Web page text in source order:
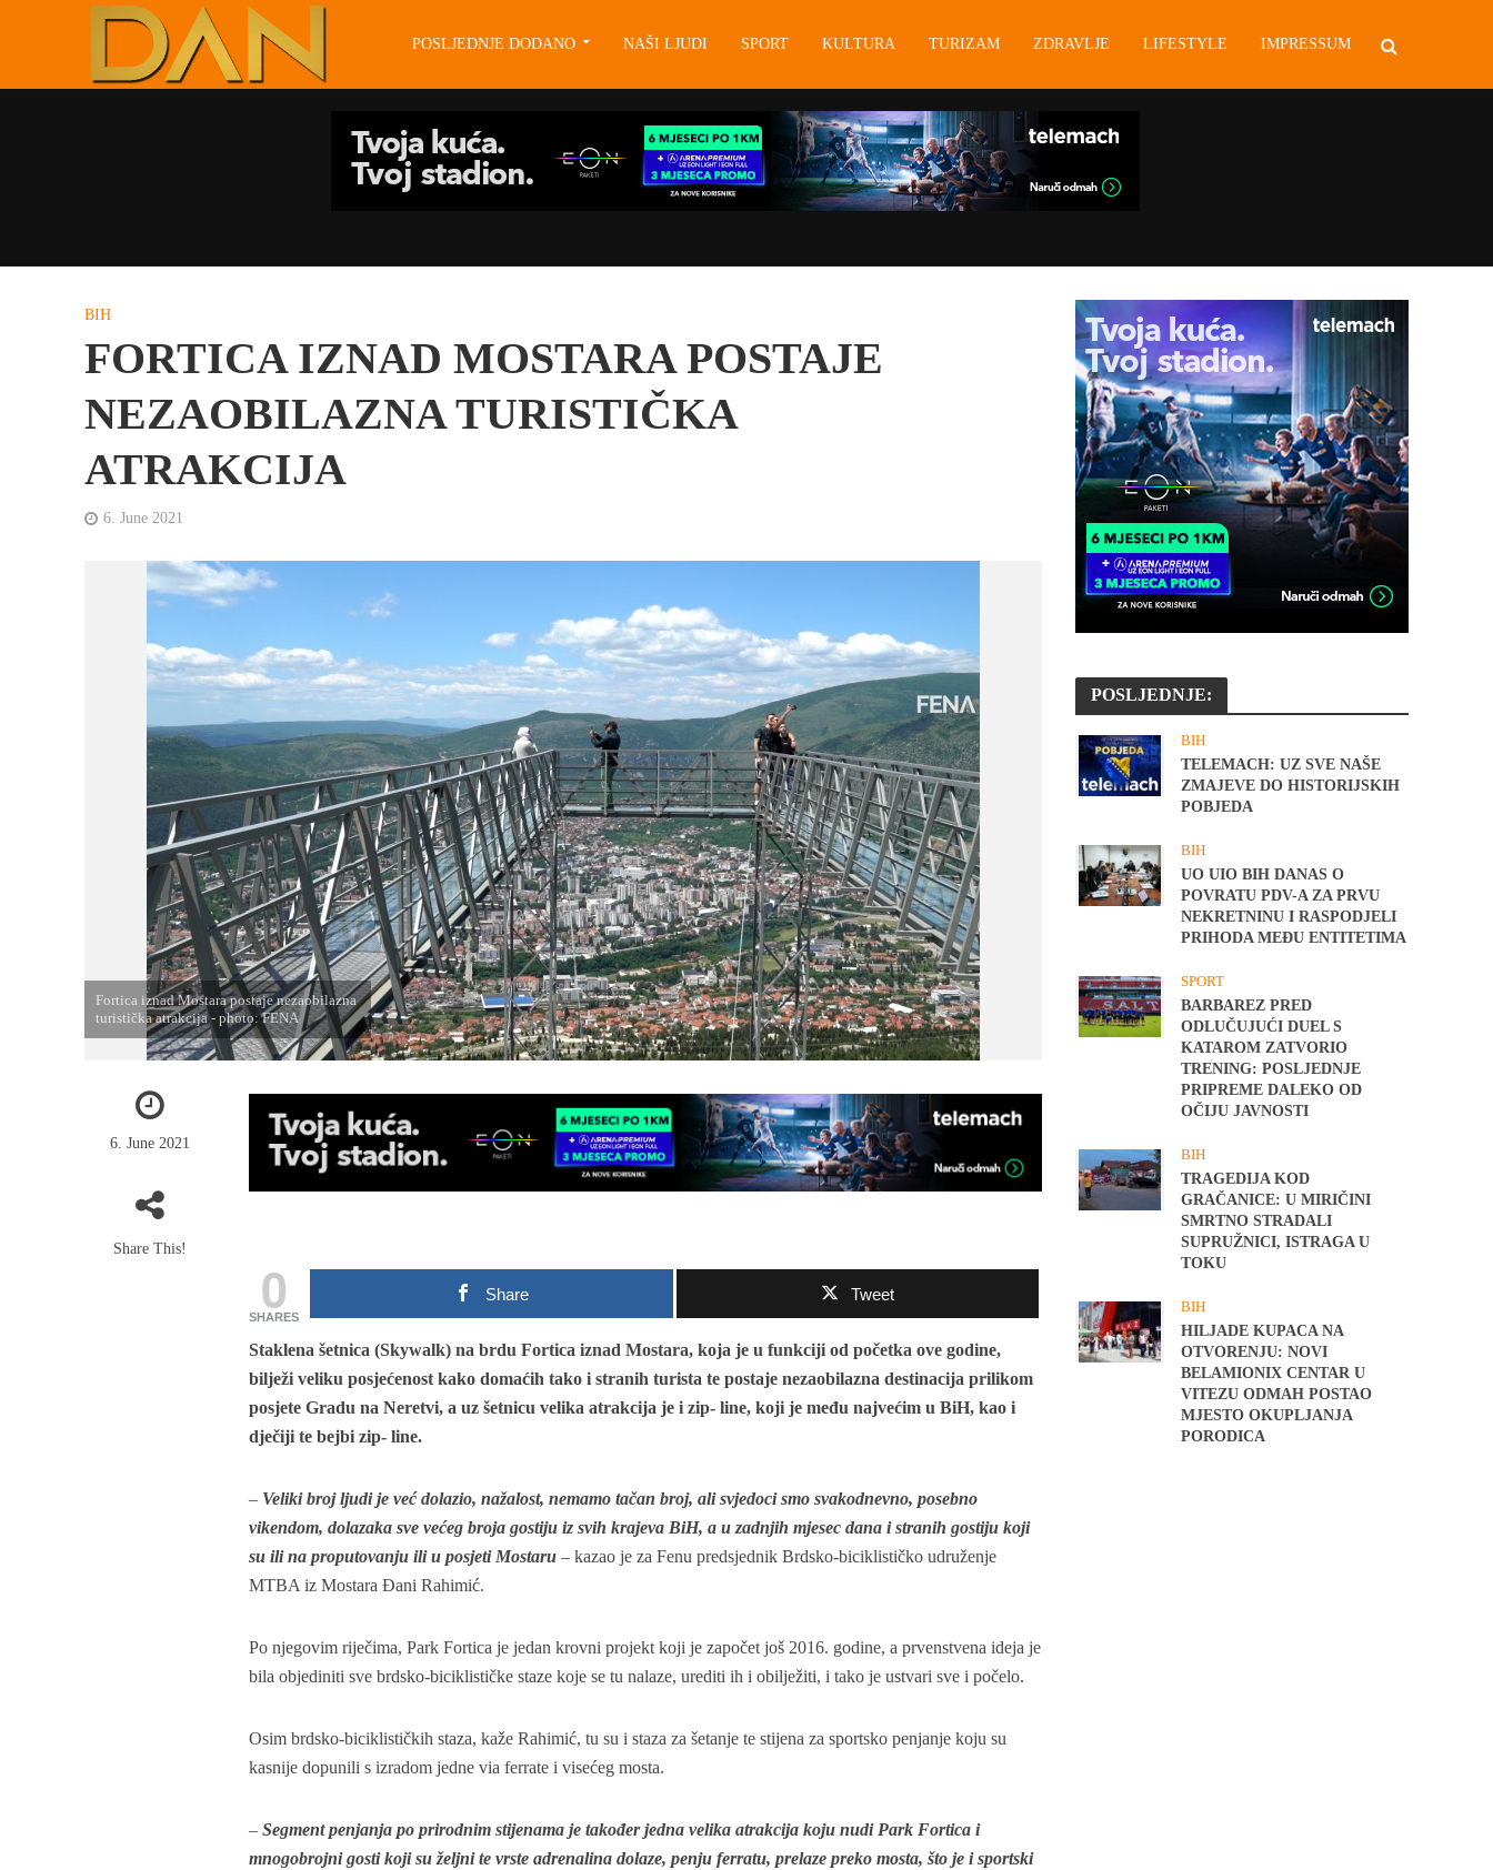
POSLJEDNJE DODANO NAŠI LJUDI SPORT KULTURA TURIZAM ZDRAVLJE LIFESTYLE IMPRESSUM
BIH
FORTICA IZNAD MOSTARA POSTAJE
NEZAOBILAZNA TURISTIČKA
ATRAKCIJA
6. June 2021
Fortica iznad Mostara postaje nezaobilazna
turistička atrakcija - photo: FENA
6. June 2021
Share This!
0
SHARES
Share Tweet
Staklena šetnica (Skywalk) na brdu Fortica iznad Mostara, koja je u funkciji od početka ove godine,
bilježi veliku posjećenost kako domaćih tako i stranih turista te postaje nezaobilazna destinacija prilikom
posjete Gradu na Neretvi, a uz šetnicu velika atrakcija je i zip- line, koji je među najvećim u BiH, kao i
dječiji te bejbi zip- line.
– Veliki broj ljudi je već dolazio, nažalost, nemamo tačan broj, ali svjedoci smo svakodnevno, posebno
vikendom, dolazaka sve većeg broja gostiju iz svih krajeva BiH, a u zadnjih mjesec dana i stranih gostiju koji
su ili na proputovanju ili u posjeti Mostaru – kazao je za Fenu predsjednik Brdsko-biciklističko udruženje
MTBA iz Mostara Đani Rahimić.
Po njegovim riječima, Park Fortica je jedan krovni projekt koji je započet još 2016. godine, a prvenstvena ideja je
bila objediniti sve brdsko-biciklističke staze koje se tu nalaze, urediti ih i obilježiti, i tako je ustvari sve i počelo.
Osim brdsko-biciklističkih staza, kaže Rahimić, tu su i staza za šetanje te stijena za sportsko penjanje koju su
kasnije dopunili s izradom jedne via ferrate i visećeg mosta.
–Segment penjanja po prirodnim stijenama je također jedna velika atrakcija koju nudi Park Fortica i
mnogobrojni gosti koji su željni te vrste adrenalina dolaze, penju ferratu, prelaze preko mosta, što je i sportski
POSLJEDNJE:
BIH
TELEMACH: UZ SVE NAŠE
ZMAJEVE DO HISTORIJSKIH
POBJEDA
BIH
UO UIO BIH DANAS O
POVRATU PDV-A ZA PRVU
NEKRETNINU I RASPODJELI
PRIHODA MEĐU ENTITETIMA
SPORT
BARBAREZ PRED
ODLUČUJUĆI DUEL S
KATAROM ZATVORIO
TRENING: POSLJEDNJE
PRIPREME DALEKO OD
OČIJU JAVNOSTI
BIH
TRAGEDIJA KOD
GRAČANICE: U MIRIČINI
SMRTNO STRADALI
SUPRUŽNICI, ISTRAGA U
TOKU
BIH
HILJADE KUPACA NA
OTVORENJU: NOVI
BELAMIONIX CENTAR U
VITEZU ODMAH POSTAO
MJESTO OKUPLJANJA
PORODICA